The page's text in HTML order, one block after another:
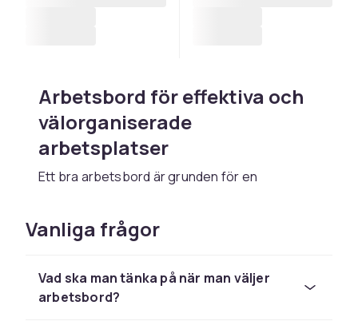
Arbetsbord för effektiva och
välorganiserade
arbetsplatser
Ett bra arbetsbord är grunden för en
med, stå stabilt och vara i rätt höjd för din
lägger du grunden för ett kontor där du kan
arbeta effektivt och bekvämt under hela
Vanliga frågor
Vad ska man tänka på när man väljer
arbetsbord?